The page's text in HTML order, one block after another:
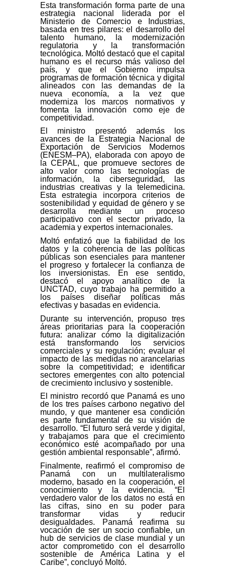
Esta transformación forma parte de una
estrategia nacional liderada por el
Ministerio de Comercio e Industrias,
basada en tres pilares: el desarrollo del
talento humano, la modernización
regulatoria y la transformación
tecnológica. Moltó destacó que el capital
humano es el recurso más valioso del
país, y que el Gobierno impulsa
programas de formación técnica y digital
alineados con las demandas de la
nueva economía, a la vez que
moderniza los marcos normativos y
fomenta la innovación como eje de
competitividad.
El ministro presentó además los
avances de la Estrategia Nacional de
Exportación de Servicios Modernos
(ENESM–PA), elaborada con apoyo de
la CEPAL, que promueve sectores de
alto valor como las tecnologías de
información, la ciberseguridad, las
industrias creativas y la telemedicina.
Esta estrategia incorpora criterios de
sostenibilidad y equidad de género y se
desarrolla mediante un proceso
participativo con el sector privado, la
academia y expertos internacionales.
Moltó enfatizó que la fiabilidad de los
datos y la coherencia de las políticas
públicas son esenciales para mantener
el progreso y fortalecer la confianza de
los inversionistas. En ese sentido,
destacó el apoyo analítico de la
UNCTAD, cuyo trabajo ha permitido a
los países diseñar políticas más
efectivas y basadas en evidencia.
Durante su intervención, propuso tres
áreas prioritarias para la cooperación
futura: analizar cómo la digitalización
está transformando los servicios
comerciales y su regulación; evaluar el
impacto de las medidas no arancelarias
sobre la competitividad; e identificar
sectores emergentes con alto potencial
de crecimiento inclusivo y sostenible.
El ministro recordó que Panamá es uno
de los tres países carbono negativo del
mundo, y que mantener esa condición
es parte fundamental de su visión de
desarrollo. “El futuro será verde y digital,
y trabajamos para que el crecimiento
económico esté acompañado por una
gestión ambiental responsable”, afirmó.
Finalmente, reafirmó el compromiso de
Panamá con un multilateralismo
moderno, basado en la cooperación, el
conocimiento y la evidencia. “El
verdadero valor de los datos no está en
las cifras, sino en su poder para
transformar vidas y reducir
desigualdades. Panamá reafirma su
vocación de ser un socio confiable, un
hub de servicios de clase mundial y un
actor comprometido con el desarrollo
sostenible de América Latina y el
Caribe”, concluyó Moltó.